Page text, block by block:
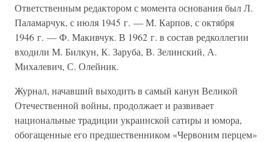
Ответственным редактором с момента основания был Л.
Паламарчук, с июля 1945 г. — М. Карпов, с октября
1946 г. — Ф. Макивчук. В 1962 г. в состав редколлегии
входили М. Билкун, К. Заруба, В. Зелинский, А.
Михалевич, С. Олейник.
Журнал, начавший выходить в самый канун Великой
Отечественной войны, продолжает и развивает
национальные традиции украинской сатиры и юмора,
обогащенные его предшественником «Червоним перцем»